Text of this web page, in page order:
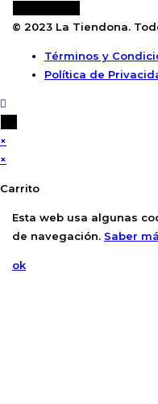
© 2023 La Tiendona.
Términos y
Política de
×
×
Carrito
Esta web usa algunas
de navegación. Saber
ok